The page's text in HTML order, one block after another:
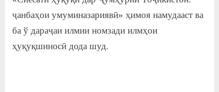
ҷанбаҳои умуминазариявӣ» ҳимоя намудааст ва
ба ў дараҷаи илмии номзади илмҳои
ҳуқуқшиносӣ дода шуд.